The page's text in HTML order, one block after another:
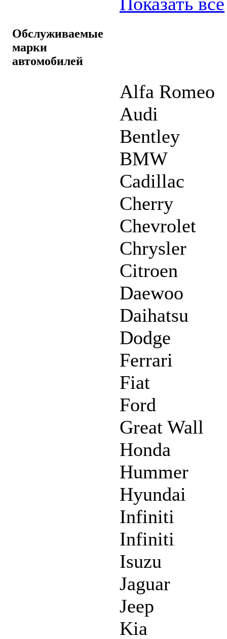
Обслуживаемые
марки
автомобилей
Alfa Romeo
Audi
Bentley
BMW
Cadillac
Cherry
Chevrolet
Chrysler
Citroen
Daewoo
Daihatsu
Dodge
Ferrari
Fiat
Ford
Great Wall
Honda
Hummer
Hyundai
Infiniti
Infiniti
Isuzu
Jaguar
Jeep
Kia